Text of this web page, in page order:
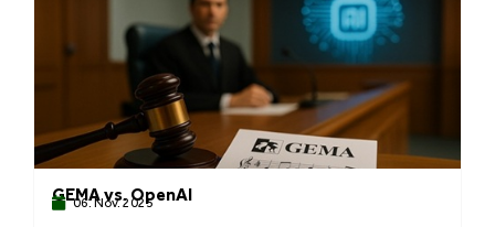
GEMA vs. OpenAI
06. Nov. 2025